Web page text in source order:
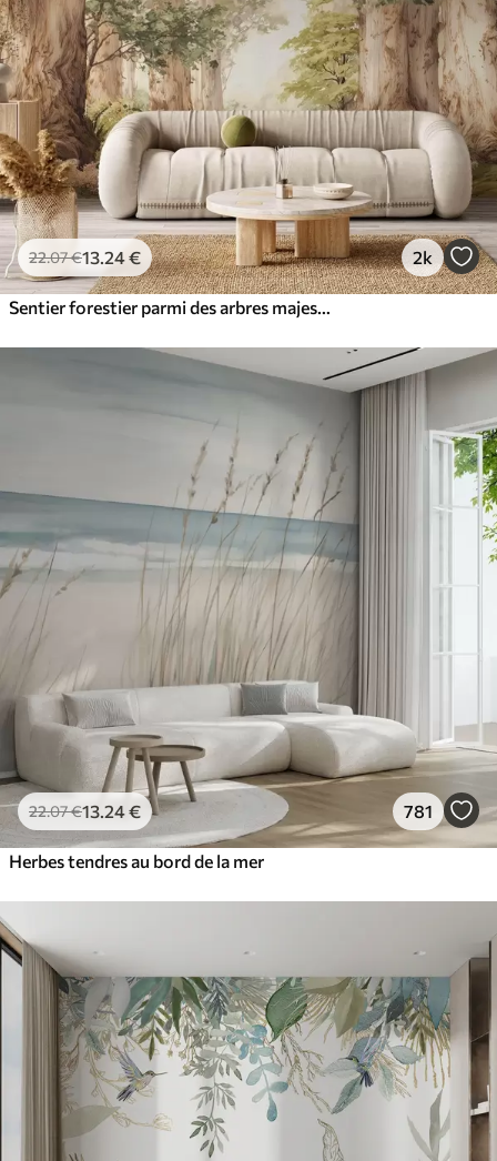
22.07€13 .24€ 2k
22.07€13 .24€ 781
Herbes tendres au bord de la mer